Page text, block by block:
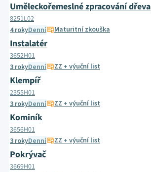
Uměleckořemeslné zpracování dřeva
8251L02
4 rokyDenní Maturitní zkouška
Instalatér
3652H01
3 rokyDenní ZZ + výuční list
Klempíř
2355H01
3 rokyDenní ZZ + výuční list
Kominík
3656H01
3 rokyDenní ZZ + výuční list
Pokrývač
3669H01